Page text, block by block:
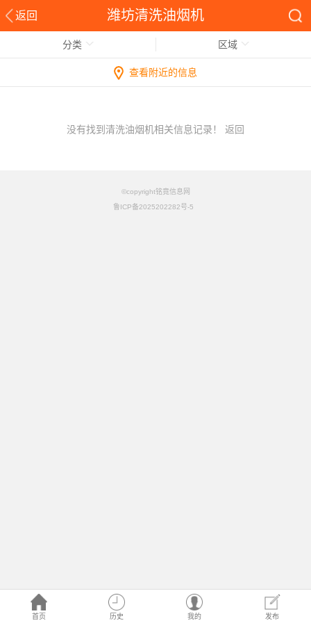
返回 潍坊清洗油烟机
首页 历史 我的 发布
分类 区域
查看附近的信息
没有找到清洗油烟机相关信息记录！ 返回
©copyright铭竟信息网
鲁ICP备2025202282号-5